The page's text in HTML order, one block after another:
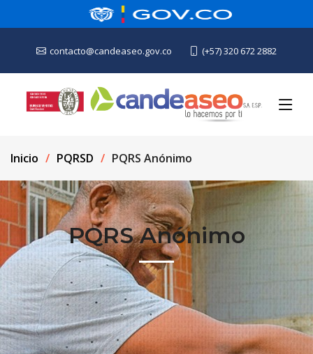
contacto@candeaseo.gov.co (+57) 320 672 2882
Inicio PQRSD PQRS Anónimo
PQRS Anónimo